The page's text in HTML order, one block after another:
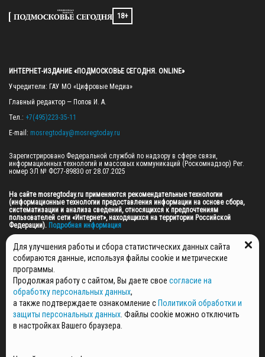
18+
ИНТЕРНЕТ-ИЗДАНИЕ «ПОДМОСКОВЬЕ СЕГОДНЯ. ONLINE»
Учредители: ГАУ МО «Цифровые Медиа»
Главный редактор — Попов И. А.
Тел.: +7(495)223-35-11
E-mail: mosregtoday@mosregtoday.ru
Зарегистрировано Федеральной службой по надзору в сфере связи,
информационных технологий и массовых коммуникаций (Роскомнадзор) Рег.
номер ЭЛ № ФС77-89830 от 28.07.2025
На сайте mosregtoday.ru применяются рекомендательные технологии
(информационные технологии предоставления информации на основе сбора,
систематизации и анализа сведений, относящихся к предпочтениям
пользователей сети «Интернет», находящихся на территории Российской
Федерации). Подробная информация
© 2026 ПРАВА НА ВСЕ МАТЕРИАЛЫ САЙТА ПРИНАДЛЕЖАТ ГАУ МО "ЦИФРОВЫЕ
МЕДИА" (ОГРН: 1255000059467).
ПОЛИТИКА ОБРАБОТКИ И ЗАЩИТЫ ПЕРСОНАЛЬНЫХ ДАННЫХ
НОВОСТИ
ГАЗЕТЫ
РЕКЛАМОДАТЕЛЯМ
Для улучшения работы и сбора статистических данных сайта
собираются данные, используя файлы cookie и метрические
программы.
Продолжая работу с сайтом, Вы даете свое согласие на
обработку персональных данных,
а также подтверждаете ознакомление с Политикой обработки и
защиты персональных данных . Файлы cookie можно отключить
в настройках Вашего браузера.